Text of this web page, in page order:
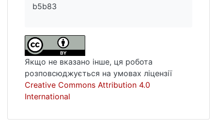
b5b83
Якщо не вказано інше, ця робота
розповсюджується на умовах ліцензії
Creative Commons Attribution 4.0
International